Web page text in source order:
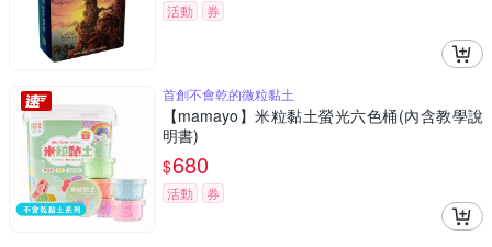
活動 券
首創不會乾的微粒黏土
【mamayo】米粒黏土螢光六色桶(內含教學說
明書)
$680
活動 券